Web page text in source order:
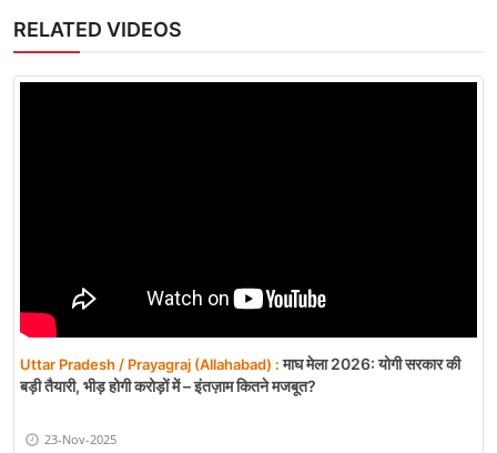
RELATED VIDEOS
Uttar Pradesh / Prayagraj (Allahabad) :माघ मेला 2026: योगी सरकार की
बड़ी तैयारी, भीड़ होगी करोड़ों में – इंतज़ाम कितने मजबूत?
23-Nov-2025